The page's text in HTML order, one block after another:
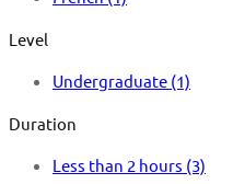
Level
Undergraduate (1)
Duration
Less than 2 hours (3)